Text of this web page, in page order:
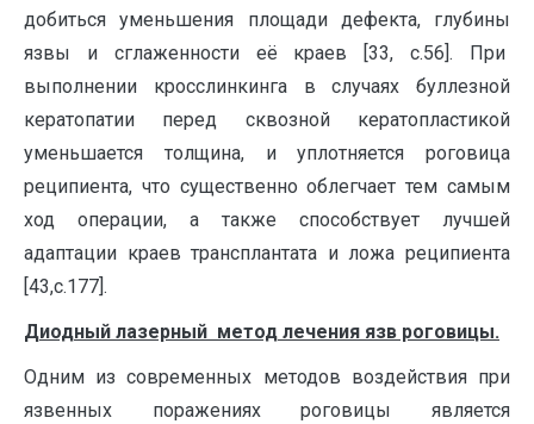
добиться уменьшения площади дефекта, глубины
язвы и сглаженности её краев [33, с.56]. При
выполнении кросслинкинга в случаях буллезной
кератопатии перед сквозной кератопластикой
уменьшается толщина, и уплотняется роговица
реципиента, что существенно облегчает тем самым
ход операции, а также способствует лучшей
адаптации краев трансплантата и ложа реципиента
[43,с.177].
Диодный лазерный метод лечения язв роговицы.
Одним из современных методов воздействия при
язвенных поражениях роговицы является